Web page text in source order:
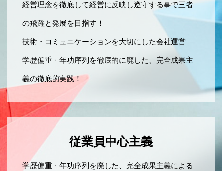
経営理念を徹底して経営に反映し遵守する事で三者
の飛躍と発展を目指す！
技術・コミュニケーションを大切にした会社運営
学歴偏重・年功序列を徹底的に廃した、完全成果主
義の徹底的実践！
従業員中心主義
学歴偏重・年功序列を廃した、完全成果主義による